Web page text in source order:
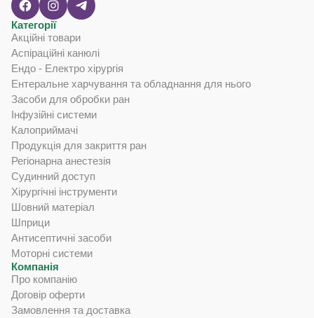
Категорії
Акційні товари
Аспіраційні канюлі
Ендо - Електро хірургія
Ентеральне харчування та обладнання для нього
Засоби для обробки ран
Інфузійні системи
Калоприймачі
Продукція для закриття ран
Регіонарна анестезія
Судинний доступ
Хірургічні інструменти
Шовний матеріал
Шприци
Антисептичні засоби
Моторні системи
Компанія
Про компанію
Договір оферти
Замовлення та доставка